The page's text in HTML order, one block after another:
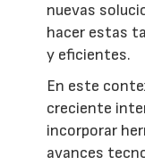
nuevas
hacer estas
y eficientes.
En este
creciente
incorporar
avances